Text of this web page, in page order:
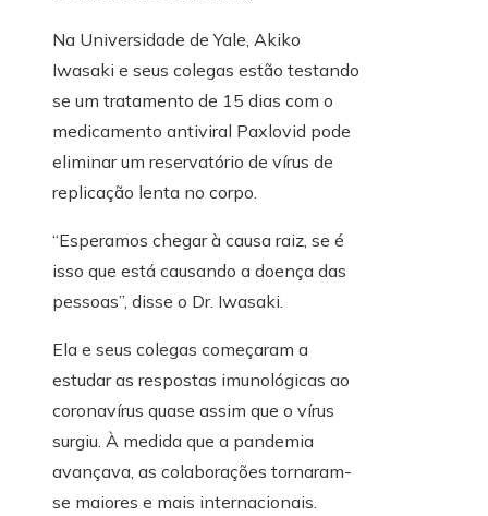
Na Universidade de Yale, Akiko
Iwasaki e seus colegas estão testando
se um tratamento de 15 dias com o
medicamento antiviral Paxlovid pode
eliminar um reservatório de vírus de
replicação lenta no corpo.
“Esperamos chegar à causa raiz, se é
isso que está causando a doença das
pessoas”, disse o Dr. Iwasaki.
Ela e seus colegas começaram a
estudar as respostas imunológicas ao
coronavírus quase assim que o vírus
surgiu. À medida que a pandemia
avançava, as colaborações tornaram-
se maiores e mais internacionais.